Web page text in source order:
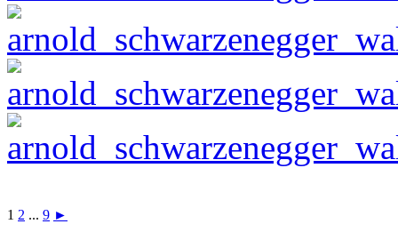
1 2 ... 9 ►